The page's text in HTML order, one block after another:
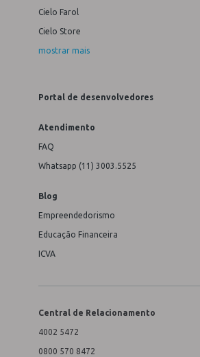
Cielo Farol
Cielo Store
mostrar mais
Portal de desenvolvedores
Atendimento
FAQ
Whatsapp (11) 3003.5525
Blog
Empreendedorismo
Educação Financeira
ICVA
Central de Relacionamento
4002 5472
0800 570 8472